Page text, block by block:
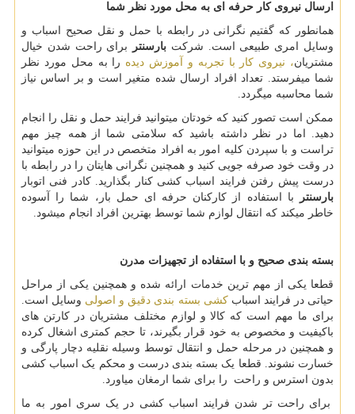
ارسال نیروی کار حرفه ای به محل مورد نظر شما
همانطور که گفتیم نگرانی در رابطه با حمل و نقل صحیح اسباب و
وسایل امری طبیعی است. شرکت بارسنتر برای راحت شدن خیال
مشتریان، نیروی کار با تجربه و آموزش دیده را به محل مورد نظر
شما میفرستد. تعداد افراد ارسال شده متغیر است و بر اساس نیاز
شما محاسبه میگردد.
ممکن است تصور کنید که خودتان میتوانید فرایند حمل و نقل را انجام
دهید. اما در نظر داشته باشید که سلامتی شما از همه چیز مهم
تراست و با سپردن کلیه امور به افراد متخصص در این حوزه میتوانید
در وقت خود صرفه جویی کنید و همچنین نگرانی هایتان را در رابطه با
درست پیش رفتن فرایند اسباب کشی کنار بگذارید. کادر فنی اتوبار
بارسنتر با استفاده از کارکنان حرفه ای حمل بار، شما را آسوده
خاطر میکند که انتقال لوازم شما توسط بهترین افراد انجام میشود.
بسته بندی صحیح و با استفاده از تجهیزات مدرن
قطعا یکی از مهم ترین خدمات ارائه شده و همچنین یکی از مراحل
حیاتی در فرایند اسبابکشی بسته بندی دقیق و اصولی وسایل است.
برای ما مهم است که کالا و لوازم مختلف مشتریان در کارتن های
باکیفیت و مخصوص به خود قرار بگیرند، تا حجم کمتری اشغال کرده
و همچنین در مرحله حمل و انتقال توسط وسیله نقلیه دچار پارگی و
خسارت نشوند. قطعا یک بسته بندی درست و محکم یک اسباب کشی
بدون استرس و راحت را برای شما ارمغان میاورد.
برای راحت تر شدن فرایند اسباب کشی در یک سری امور به ما